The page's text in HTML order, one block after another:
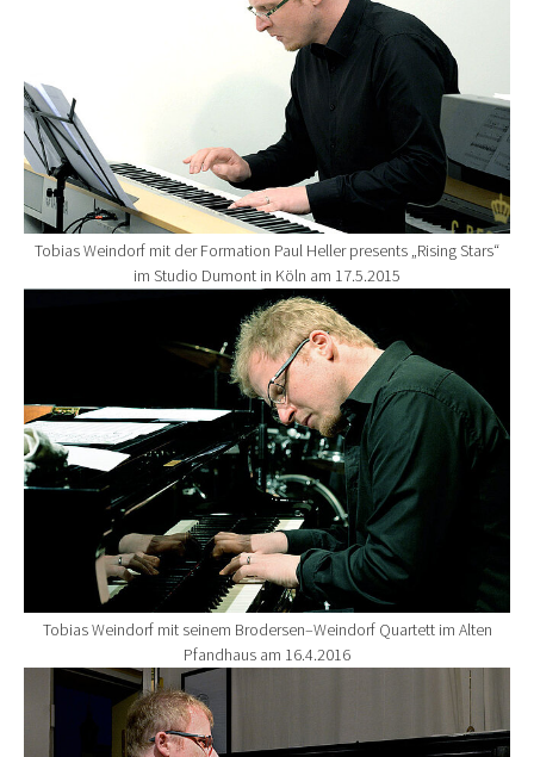
Tobias Weindorf mit der Formation Paul Heller presents „Rising Stars“
im Studio Dumont in Köln am 17.5.2015
Tobias Weindorf mit seinem Brodersen–Weindorf Quartett im Alten
Pfandhaus am 16.4.2016
Show larger version for: